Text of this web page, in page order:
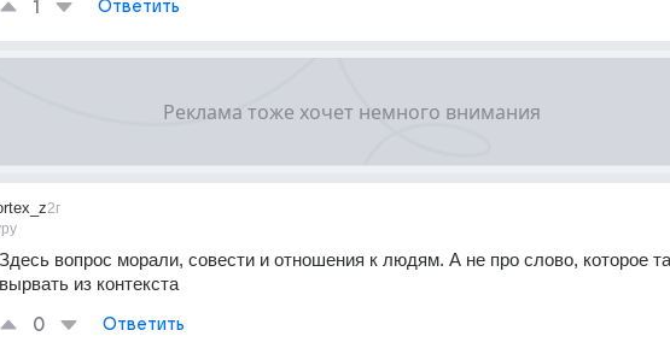
1 Ответить
2г
Здесь вопрос морали, совести и отношения к людям. А не про слово, которое
вырвать из контекста
0 Ответить